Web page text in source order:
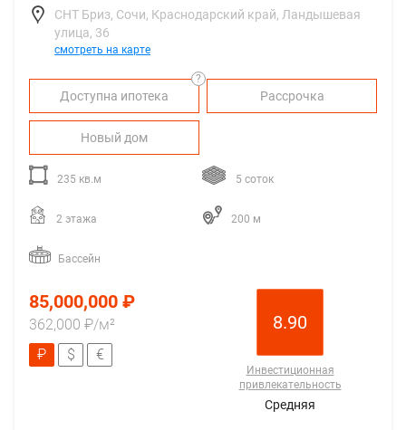
СНТ Бриз, Сочи, Краснодарский край, Ландышевая
улица, 36
смотреть на карте
?
Доступна ипотека Рассрочка
Новый дом
235 кв.м 5 соток
2 этажа 200 м
Бассейн
85,000,000 ₽
362,000 ₽/м²
₽
$ €
8.90
Инвестиционная
привлекательность
Средняя